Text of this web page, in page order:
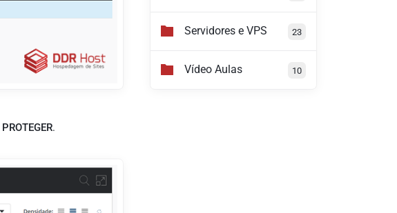
Servidores e VPS 23
Vídeo Aulas 10
PROTEGER.